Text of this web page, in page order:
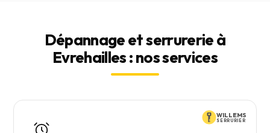
Dépannage et serrurerie à
Evrehailles : nos services
WILLEMS
SERRURIER